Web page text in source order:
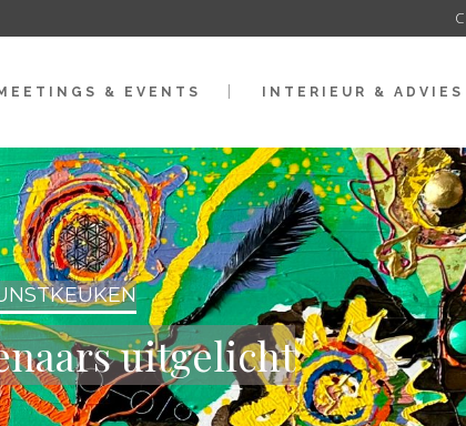
& EVENTS INTERIEUR & ADVIES
uitgelicht